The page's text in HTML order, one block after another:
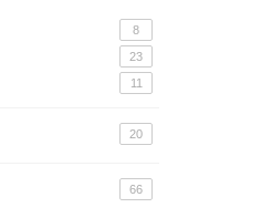
8
23
11
20
66